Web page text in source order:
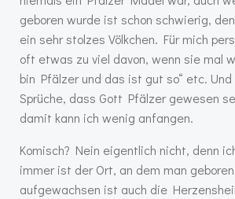
geboren wurde ist schon schwierig,
ein sehr stolzes Völkchen. Für mich
oft etwas zu viel davon, wenn sie mal
bin Pfälzer und das ist gut so“ etc.
Sprüche, dass Gott Pfälzer gewesen
damit kann ich wenig anfangen.
Komisch? Nein eigentlich nicht, denn
immer ist der Ort, an dem man
aufgewachsen ist auch die